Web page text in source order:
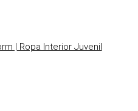
| Ropa Interior Juvenil